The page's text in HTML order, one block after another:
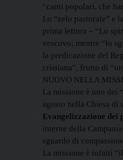
“canti popolari, che
Lo “zelo pastorale” e
prima lettura – “Lo
vescovo; mentre “lo
la predicazione del
cristiana”, frutto di
NUOVO NELLA
La missione è uno dei
agosto nella Chiesa di
Evangelizzazione dei
interne della
sguardo di
La missione è infatti